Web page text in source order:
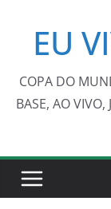
conteúdo
EU
COPA DO
BASE, AO VIVO,